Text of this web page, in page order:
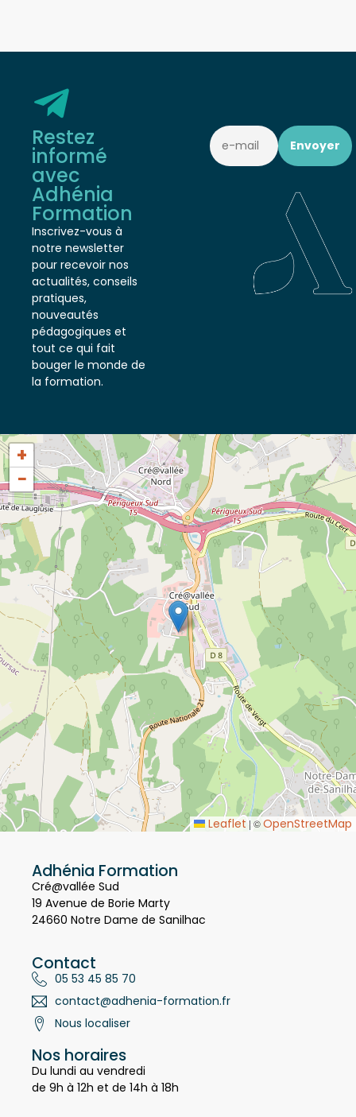
Restez
informé
avec
Adhénia
Formation
Inscrivez-vous à
notre newsletter
pour recevoir nos
actualités, conseils
pratiques,
nouveautés
pédagogiques et
tout ce qui fait
bouger le monde de
+
−
Adhénia Formation
Cré@vallée Sud
19 Avenue de Borie Marty
Contact
05 53 45 85 70
contact@adhenia-formation.fr
Nos horaires
Du lundi au vendredi